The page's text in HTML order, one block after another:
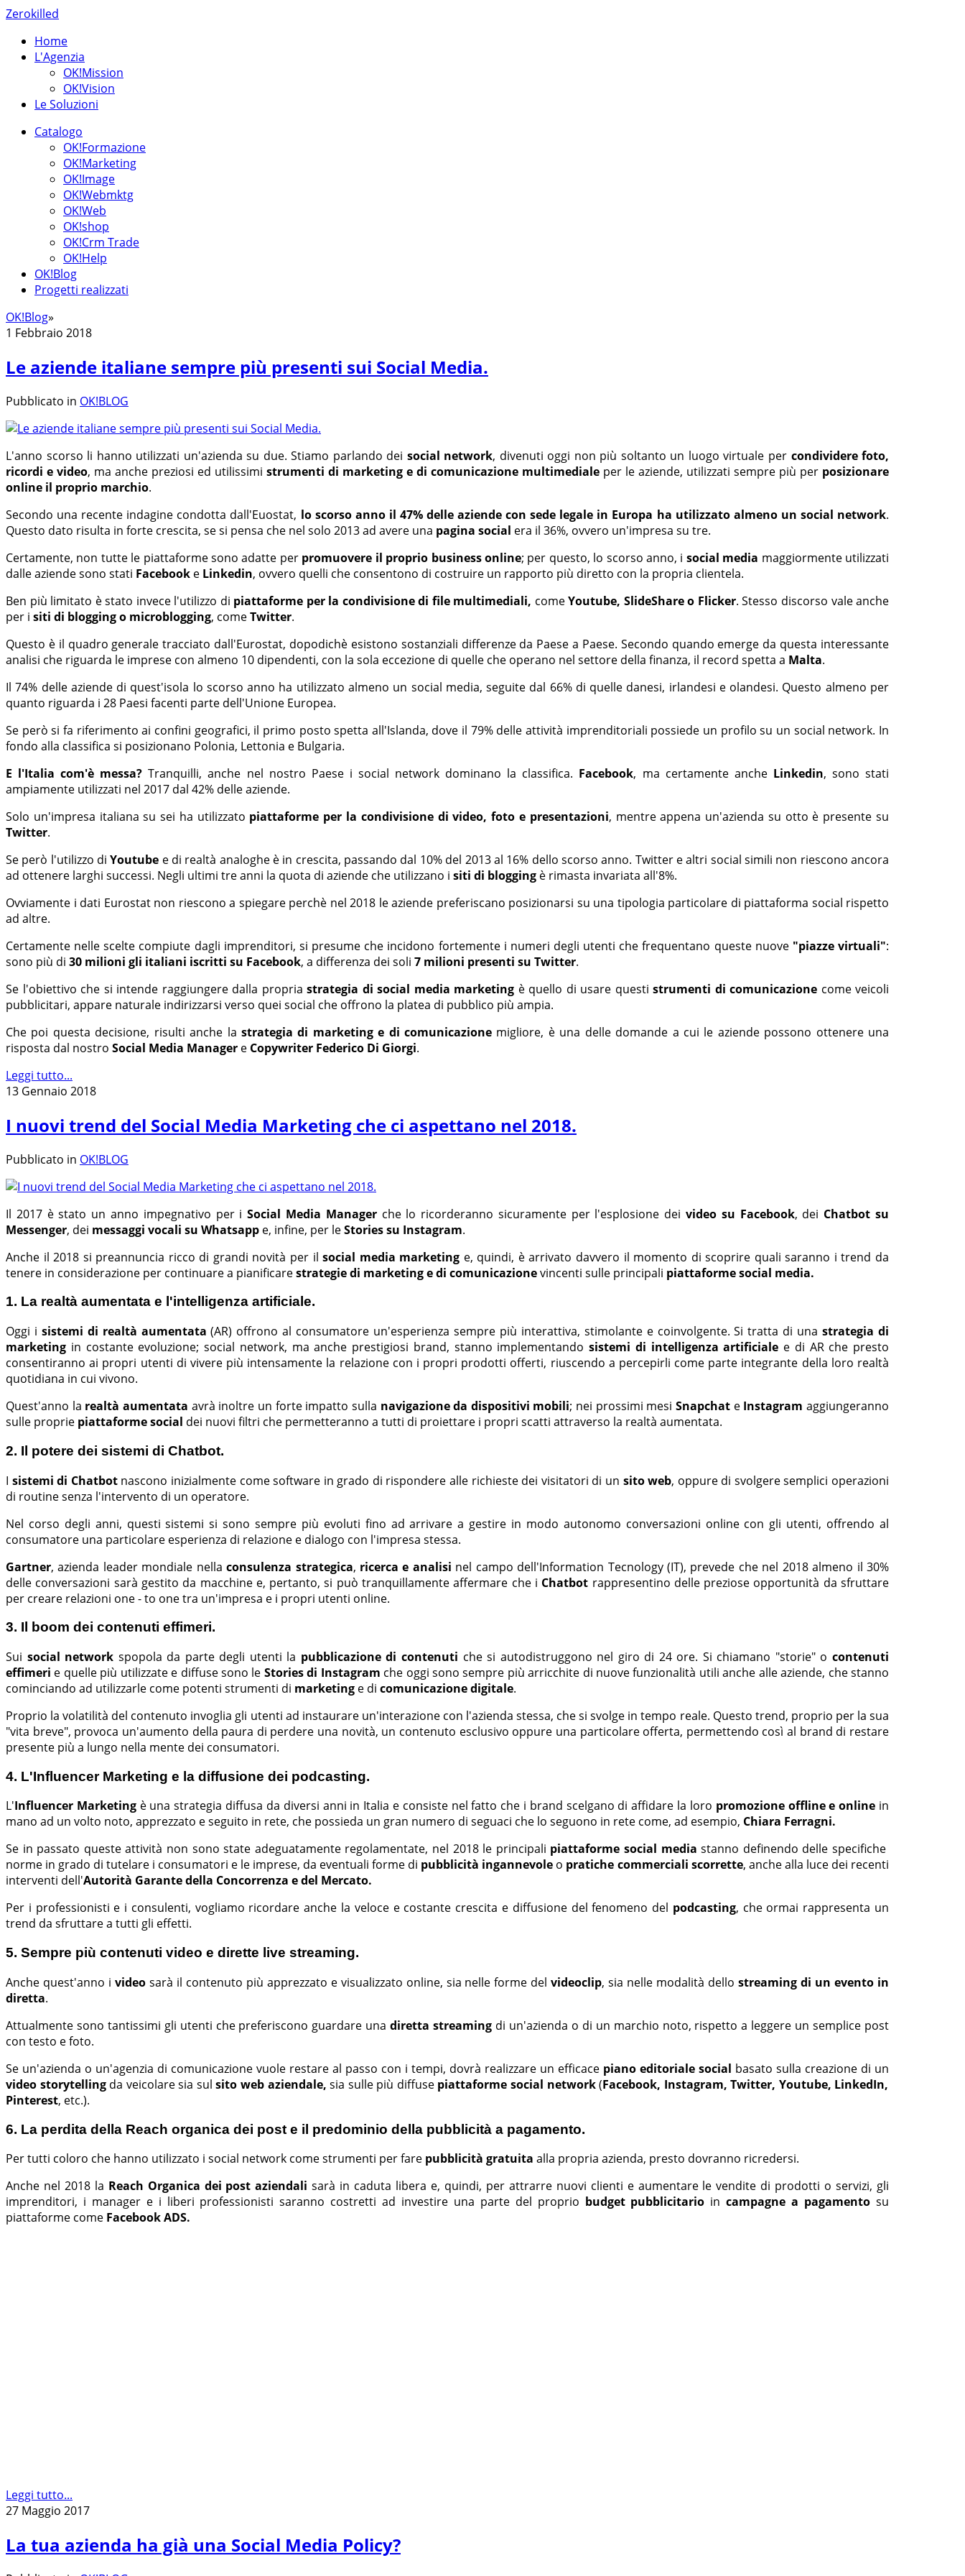
Zerokilled
Home
L'Agenzia
OK!Mission
OK!Vision
Le Soluzioni
Catalogo
OK!Formazione
OK!Marketing
OK!Image
OK!Webmktg
OK!Web
OK!shop
OK!Crm Trade
OK!Help
OK!Blog
Progetti realizzati
OK!Blog»
1 Febbraio 2018
Le aziende italiane sempre più presenti sui Social Media.
Pubblicato in OK!BLOG
L'anno scorso li hanno utilizzati un'azienda su due. Stiamo parlando dei social network, divenuti oggi non più soltanto un luogo virtuale per condividere foto,
ricordi e video, ma anche preziosi ed utilissimi strumenti di marketing e di comunicazione multimediale per le aziende, utilizzati sempre più per posizionare
online il proprio marchio.
Secondo una recente indagine condotta dall'Euostat, lo scorso anno il 47% delle aziende con sede legale in Europa ha utilizzato almeno un social network.
Questo dato risulta in forte crescita, se si pensa che nel solo 2013 ad avere una pagina social era il 36%, ovvero un'impresa su tre.
Certamente, non tutte le piattaforme sono adatte per promuovere il proprio business online; per questo, lo scorso anno, i social media maggiormente utilizzati
dalle aziende sono stati Facebook e Linkedin, ovvero quelli che consentono di costruire un rapporto più diretto con la propria clientela.
Ben più limitato è stato invece l'utilizzo di piattaforme per la condivisione di file multimediali, comeYoutube, SlideShare o Flicker. Stesso discorso vale anche
per i siti di blogging o microblogging, comeTwitter.
Questo è il quadro generale tracciato dall'Eurostat, dopodichè esistono sostanziali differenze da Paese a Paese. Secondo quando emerge da questa interessante
analisi che riguarda le imprese con almeno 10 dipendenti, con la sola eccezione di quelle che operano nel settore della finanza, il record spetta a Malta.
Il 74% delle aziende di quest'isola lo scorso anno ha utilizzato almeno un social media, seguite dal 66% di quelle danesi, irlandesi e olandesi. Questo almeno per
quanto riguarda i 28 Paesi facenti parte dell'Unione Europea.
Se però si fa riferimento ai confini geografici, il primo posto spetta all'Islanda, dove il 79% delle attività imprenditoriali possiede un profilo su un social network. In
fondo alla classifica si posizionano Polonia, Lettonia e Bulgaria.
E l'Italia com'è messa? Tranquilli, anche nel nostro Paese i social network dominano la classifica. Facebook, ma certamente ancheLinkedin, sono stati
ampiamente utilizzati nel 2017 dal 42% delle aziende.
Solo un'impresa italiana su sei ha utilizzato piattaforme per la condivisione di video, foto e presentazioni, mentre appena un'azienda su otto è presente su
Twitter.
Se però l'utilizzo diYoutube e di realtà analoghe è in crescita, passando dal 10% del 2013 al 16% dello scorso anno. Twitter e altri social simili non riescono ancora
ad ottenere larghi successi. Negli ultimi tre anni la quota di aziende che utilizzano i siti di blogging è rimasta invariata all'8%.
Ovviamente i dati Eurostat non riescono a spiegare perchè nel 2018 le aziende preferiscano posizionarsi su una tipologia particolare di piattaforma social rispetto
ad altre.
Certamente nelle scelte compiute dagli imprenditori, si presume che incidono fortemente i numeri degli utenti che frequentano queste nuove "piazze virtuali":
sono più di 30 milioni gli italiani iscritti su Facebook, a differenza dei soli 7 milioni presenti su Twitter.
Se l'obiettivo che si intende raggiungere dalla propria strategia di social media marketing è quello di usare questi strumenti di comunicazione come veicoli
pubblicitari, appare naturale indirizzarsi verso quei social che offrono la platea di pubblico più ampia.
Che poi questa decisione, risulti anche la strategia di marketing e di comunicazione migliore, è una delle domande a cui le aziende possono ottenere una
risposta dal nostro Social Media Manager e Copywriter Federico Di Giorgi.
Leggi tutto...
13 Gennaio 2018
I nuovi trend del Social Media Marketing che ci aspettano nel 2018.
Pubblicato in OK!BLOG
Il 2017 è stato un anno impegnativo per iSocial Media Managerche lo ricorderanno sicuramente per l'esplosione deivideo su Facebook, dei Chatbot su
Messenger, dei messaggi vocali su Whatsapp e, infine, per leStories su Instagram.
Anche il 2018 si preannuncia ricco di grandi novità per ilsocial media marketing e, quindi, è arrivato davvero il momento di scoprire quali saranno i trend da
tenere in considerazione per continuare a pianificarestrategie di marketing e di comunicazionevincenti sulle principali piattaforme social media.
1. La realtà aumentata e l'intelligenza artificiale.
Oggi i sistemi di realtà aumentata (AR) offrono al consumatore un'esperienza sempre più interattiva, stimolante e coinvolgente. Si tratta di unastrategia di
marketing in costante evoluzione; social network, ma anche prestigiosi brand, stanno implementando sistemi di intelligenza artificiale e di AR che presto
consentiranno ai propri utenti di vivere più intensamente la relazione con i propri prodotti offerti, riuscendo a percepirli come parte integrante della loro realtà
quotidiana in cui vivono.
Quest'anno la realtà aumentata avrà inoltre un forte impatto sulla navigazione da dispositivi mobili; nei prossimi mesiSnapchat e Instagram aggiungeranno
sulle proprie piattaforme social dei nuovi filtri che permetteranno a tutti di proiettare i propri scatti attraverso la realtà aumentata.
2. Il potere dei sistemi di Chatbot.
I sistemi di Chatbotnascono inizialmente come software in grado di rispondere alle richieste dei visitatori di un sito web, oppure di svolgere semplici operazioni
di routine senza l'intervento di un operatore.
Nel corso degli anni, questi sistemi si sono sempre più evoluti fino ad arrivare a gestire in modo autonomo conversazioni online con gli utenti, offrendo al
consumatore una particolare esperienza di relazione e dialogo con l'impresa stessa.
Gartner, azienda leader mondiale nellaconsulenza strategica, ricerca e analisi nel campo dell'Information Tecnology (IT), prevede che nel 2018 almeno il 30%
delle conversazioni sarà gestito da macchine e, pertanto, si può tranquillamente affermare che i Chatbot rappresentino delle preziose opportunità da sfruttare
per creare relazioni one - to one tra un'impresa e i propri utenti online.
3. Il boom dei contenuti effimeri.
Sui social network spopola da parte degli utenti la pubblicazione di contenuti che si autodistruggono nel giro di 24 ore. Si chiamano "storie" ocontenuti
effimeri e quelle più utilizzate e diffuse sono le Stories di Instagram che oggi sono sempre più arricchite di nuove funzionalità utili anche alle aziende, che stanno
cominciando ad utilizzarle come potenti strumenti di marketing e di comunicazione digitale.
Proprio la volatilità del contenuto invoglia gli utenti ad instaurare un'interazione con l'azienda stessa, che si svolge in tempo reale. Questo trend, proprio per la sua
"vita breve", provoca un'aumento della paura di perdere una novità, un contenuto esclusivo oppure una particolare offerta, permettendo così al brand di restare
presente più a lungo nella mente dei consumatori.
4. L'Influencer Marketing e la diffusione dei podcasting.
L'Influencer Marketingè una strategia diffusa da diversi anni in Italia e consiste nel fatto che i brand scelgano di affidare la loro promozione offline e online in
mano ad un volto noto, apprezzato e seguito in rete, che possieda un gran numero di seguaci che lo seguono in rete come, ad esempio, Chiara Ferragni.
Se in passato queste attività non sono state adeguatamente regolamentate, nel 2018 le principali piattaforme social media stanno definendo delle specifiche
norme in grado di tutelare i consumatori e le imprese, da eventuali forme di pubblicità ingannevole o pratiche commerciali scorrette, anche alla luce dei recenti
interventi dell'Autorità Garante della Concorrenza e del Mercato.
Per i professionisti e i consulenti, vogliamo ricordare anche la veloce e costante crescita e diffusione del fenomeno del podcasting, che ormai rappresenta un
trend da sfruttare a tutti gli effetti.
5. Sempre più contenuti video e dirette live streaming.
Anche quest'anno i videosarà il contenuto più apprezzato e visualizzato online, sia nelle forme delvideoclip, sia nelle modalità dellostreaming di un evento in
diretta.
Attualmente sono tantissimi gli utenti che preferiscono guardare unadiretta streaming di un'azienda o di un marchio noto, rispetto a leggere un semplice post
con testo e foto.
Se un'azienda o un'agenzia di comunicazione vuole restare al passo con i tempi, dovrà realizzare un efficace piano editoriale social basato sulla creazione di un
video storytellingda veicolare sia sulsito web aziendale,sia sulle più diffuse piattaforme social network(Facebook, Instagram, Twitter, Youtube, LinkedIn,
Pinterest, etc.).
6. La perdita della Reach organica dei post e il predominio della pubblicità a pagamento.
Per tutti coloro che hanno utilizzato i social network come strumenti per fare pubblicità gratuita alla propria azienda, presto dovranno ricredersi.
Anche nel 2018 la Reach Organica dei post aziendalisarà in caduta libera e, quindi, per attrarre nuovi clienti e aumentare le vendite di prodotti o servizi, gli
imprenditori, i manager e i liberi professionisti saranno costretti ad investire una parte del proprio budget pubblicitario incampagne a pagamento su
piattaforme come Facebook ADS.
Leggi tutto...
27 Maggio 2017
La tua azienda ha già una Social Media Policy?